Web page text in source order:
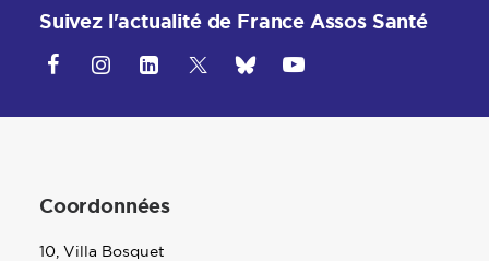
Suivez l'actualité de France Assos Santé
Coordonnées
10, Villa Bosquet